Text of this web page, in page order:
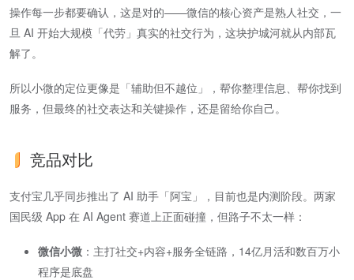
操作每一步都要确认，这是对的——微信的核心资产是熟人社交，一
旦 AI 开始大规模「代劳」真实的社交行为，这块护城河就从内部瓦
解了。
所以小微的定位更像是「辅助但不越位」，帮你整理信息、帮你找到
服务，但最终的社交表达和关键操作，还是留给你自己。
竞品对比
支付宝几乎同步推出了 AI 助手「阿宝」，目前也是内测阶段。两家
国民级 App 在 AI Agent 赛道上正面碰撞，但路子不太一样：
微信小微 ​：主打社交+内容+服务全链路，14亿月活和数百万小
程序是底盘